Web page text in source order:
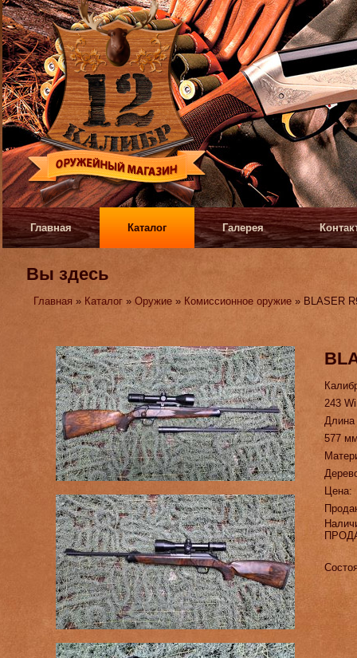
Главная Каталог Галерея
Вы здесь
Главная » Каталог »Оружие » Комиссионное оружие » BLASER
243
577
Цена: